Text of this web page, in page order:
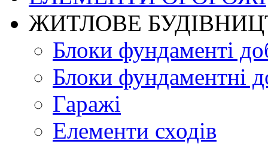
ЖИТЛОВЕ
Блоки фундаменті
Блоки фундаментні
Гаражі
Елементи сходів